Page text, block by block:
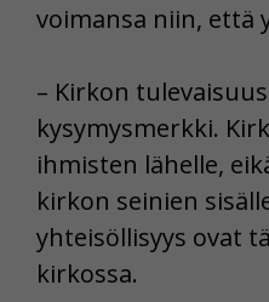
voimansa niin, että
– Kirkon
kysymysmerkki.
ihmisten lähelle,
kirkon seinien
yhteisöllisyys ovat
kirkossa.